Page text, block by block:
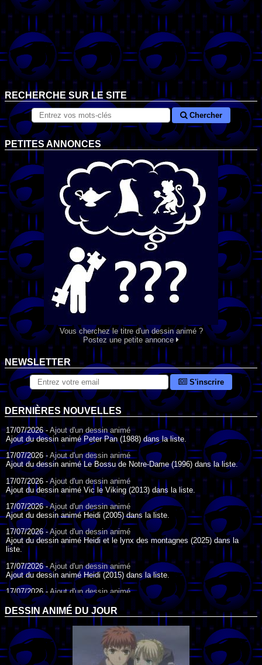
RECHERCHE SUR LE SITE
Chercher
PETITES ANNONCES
Vous cherchez le titre d'un dessin animé ?
Postez une petite annonce
NEWSLETTER
S'inscrire
DERNIÈRES NOUVELLES
17/07/2026 -Ajout d'un dessin animé
Ajout du dessin animé Peter Pan (1988) dans la liste.
17/07/2026 - Ajout d'un dessin animé
Ajout du dessin animé Le Bossu de Notre-Dame (1996) dans la liste.
17/07/2026 -Ajout d'un dessin animé
Ajout du dessin animé Vic le Viking (2013) dans la liste.
17/07/2026 -Ajout d'un dessin animé
Ajout du dessin animé Heidi (2005) dans la liste.
17/07/2026 -Ajout d'un dessin animé
Ajout du dessin animé Heidi et le lynx des montagnes (2025) dans la
liste.
17/07/2026 -Ajout d'un dessin animé
Ajout du dessin animé Heidi (2015) dans la liste.
17/07/2026 - Ajout d'un dessin animé
Ajout du dessin animé Heidi (1995) dans la liste.
09/07/2026 -Ajout d'un dessin animé
Ajout du dessin animé Genki l'Aventurier de la Chance (2006) dans la
liste.
04/07/2026 -
Ajout d'un dessin animé
Ajout du dessin animé Vilain Petit Canard (2000) dans la liste.
DESSIN ANIMÉ DU JOUR